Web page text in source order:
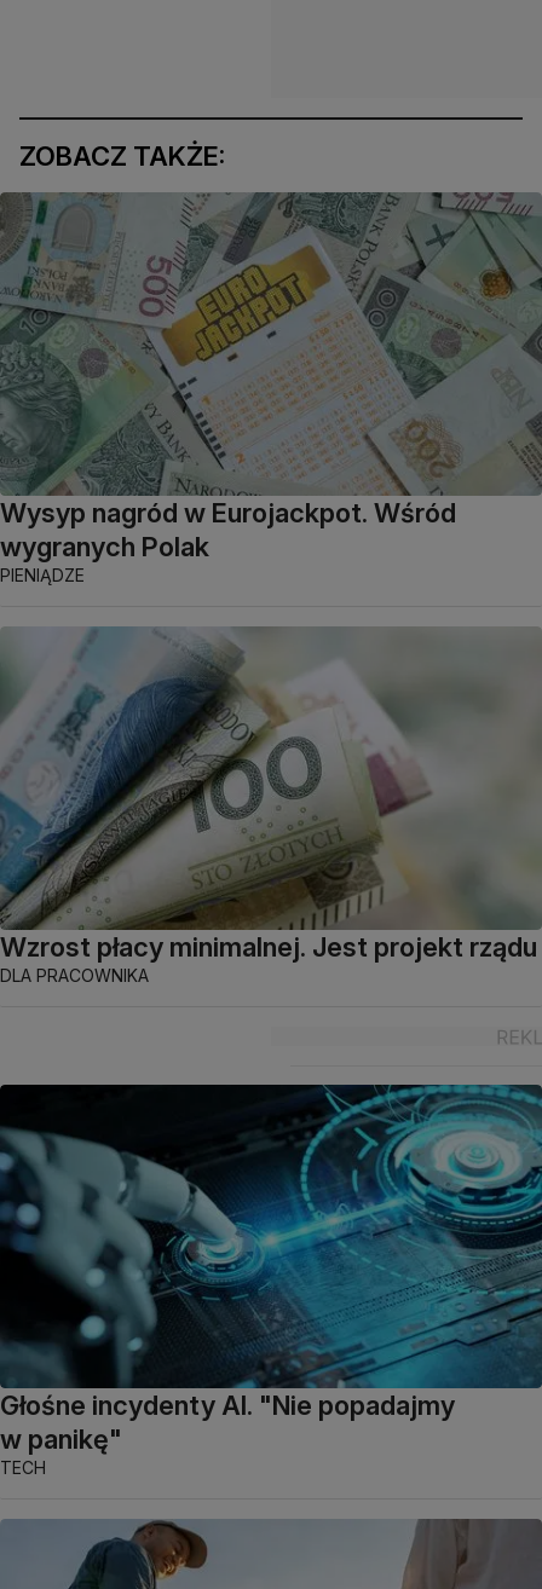
ZOBACZ TAKŻE:
Wysyp nagród w Eurojackpot. Wśród
wygranych Polak
PIENIĄDZE
Wzrost płacy minimalnej. Jest projekt rządu
DLA PRACOWNIKA
Głośne incydenty AI. "Nie popadajmy
w panikę"
TECH